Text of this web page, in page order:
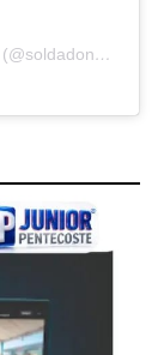
Um post compartilhado por Soldado Noelio (@soldadonoelio)